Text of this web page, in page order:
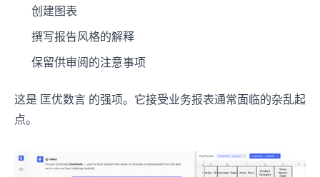
创建图表
撰写报告风格的解释
保留供审阅的注意事项
这是 匡优数言 的强项。它接受业务报表通常面临的杂乱起
点。